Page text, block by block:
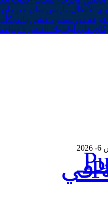
الأبطال..باريس سان جيرمان
قرعة دور سدس عشر نهائي
على أولمبيك الدشيرة